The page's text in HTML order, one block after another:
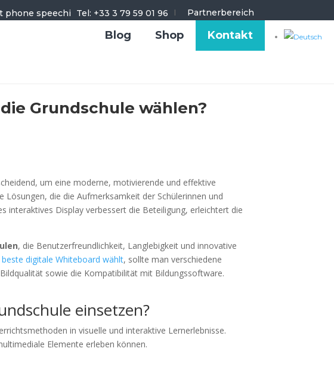
Tel: +33 3 79 59 01 96 I Partnerbereich
Kontakt
Shop
Blog
Grundschule wählen?
um eine moderne, motivierende und effektive
die die Aufmerksamkeit der Schülerinnen und
interaktives Display verbessert die Beteiligung, erleichtert die
, die Benutzerfreundlichkeit, Langlebigkeit und innovative
beste digitale Whiteboard wählt, sollte man verschiedene
sowie die Kompatibilität mit Bildungssoftware.
einsetzen?
in visuelle und interaktive Lernerlebnisse.
Elemente erleben können.